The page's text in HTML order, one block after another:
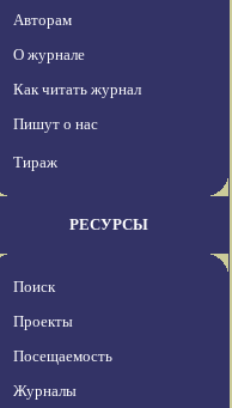
Авторам
О журнале
Как читать журнал
Пишут о нас
Тираж
РЕСУРСЫ
Поиск
Проекты
Посещаемость
Журналы